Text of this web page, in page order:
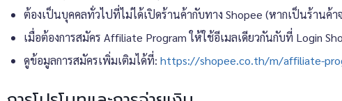
ต้องเป็นบุคคลทั่วไปที่ไม่ได้เปิดร้านค้ากับทาง Shopee (หากเป็นร้านค้า
เมื่อต้องการสมัคร Affiliate Program ให้ใช้อีเมลเดียวกันกับที่ Login
ดูข้อมูลการสมัครเพิ่มเติมได้ที่: https://shopee.co.th/m/affiliate-